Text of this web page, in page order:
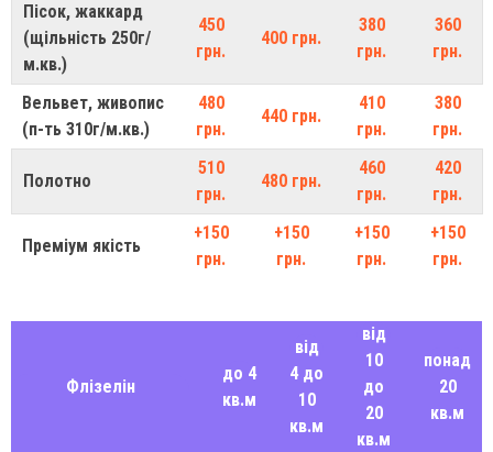
Пісок, жаккард
(щільність 250г/
м.кв.)
450
грн.
400 грн.
380
грн.
360
грн.
Вельвет, живопис
(п-ть 310г/м.кв.)
480
грн.
440 грн.
410
грн.
380
грн.
Полотно
510
грн.
480 грн.
460
грн.
420
грн.
Преміум якість
+150
грн.
+150
грн.
+150
грн.
+150
грн.
Флізелін
до 4
кв.м
від
4 до
10
кв.м
від
10
до
20
кв.м
понад
20
кв.м